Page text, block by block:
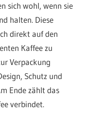
sich wohl, wenn sie
halten. Diese
direkt auf den
Kaffee zu
Verpackung
Schutz und
Ende zählt das
verbindet.